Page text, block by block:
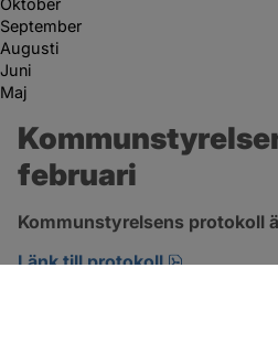
September
Augusti
Juni
Maj
februari
Kommunstyrelsens protokoll
Länk till protokoll
pdf, 394.7